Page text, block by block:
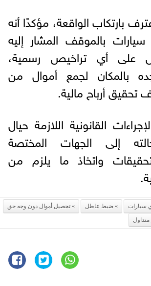
بارتكاب الواقعة، مؤكدًا أنه
بالموقف المشار إليه
على أي تراخيص رسمية،
بالمكان لجمع أموال من
تحقيق أرباح مالية.
القانونية اللازمة حيال
إلى الجهات المختصة
واتخاذ ما يلزم من
سيارات ضبط عاطل
تحصيل أموال دون وجه حق
متداول